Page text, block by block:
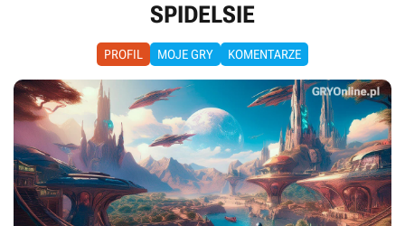
SPIDELSIE
PROFIL MOJE GRY KOMENTARZE